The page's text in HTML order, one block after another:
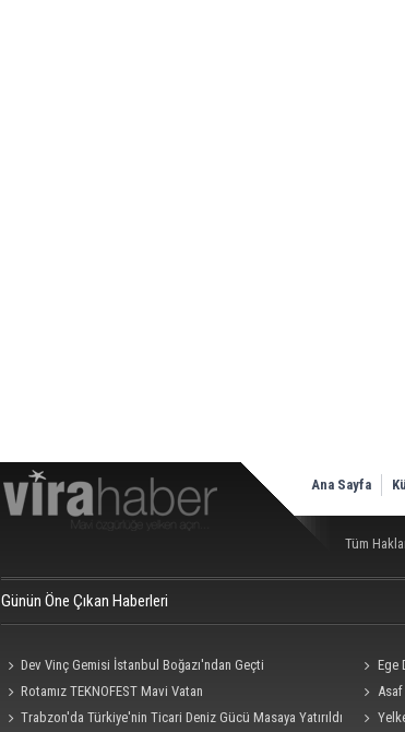
Ana Sayfa
Tüm
Günün Öne Çıkan Haberleri
Dev Vinç Gemisi İstanbul Boğazı'ndan Geçti Ege
Rotamız TEKNOFEST Mavi Vatan
Asaf
Trabzon'da Türkiye'nin Ticari Deniz Gücü Masaya Yatırıldı